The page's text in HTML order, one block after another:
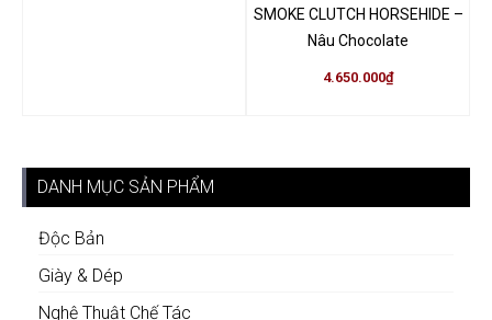
SMOKE CLUTCH HORSEHIDE –
Nâu Chocolate
4.650.000₫
DANH MỤC SẢN PHẨM
Độc Bản
Giày & Dép
Nghệ Thuật Chế Tác